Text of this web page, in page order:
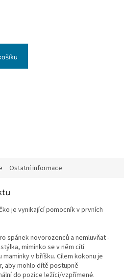
Ostatní informace
je vynikající pomocník v prvních
spánek novorozenců a nemluvňat -
miminko se v něm cítí
v bříšku. Cílem kokonu je
aby mohlo dítě postupně
do pozice ležící/vzpřímené.